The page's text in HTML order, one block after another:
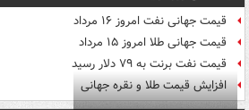
قیمت جهانی نفت امروز ۱۶ مرداد
قیمت جهانی طلا امروز ۱۵ مرداد
قیمت نفت برنت به ۷۹ دلار رسید
افزایش قیمت طلا و نقره جهانی